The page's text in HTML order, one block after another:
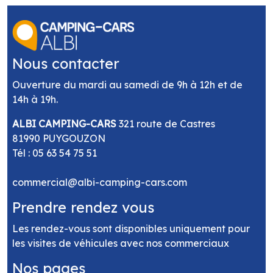
Nous contacter
Ouverture du mardi au samedi de 9h à 12h et de
14h à 19h.
ALBI CAMPING-CARS 321 route de Castres
81990 PUYGOUZON
Tél : 05 63 54 75 51
commercial@albi-camping-cars.com
Prendre rendez vous
Les rendez-vous sont disponibles uniquement pour
les visites de véhicules avec nos commerciaux
Nos pages